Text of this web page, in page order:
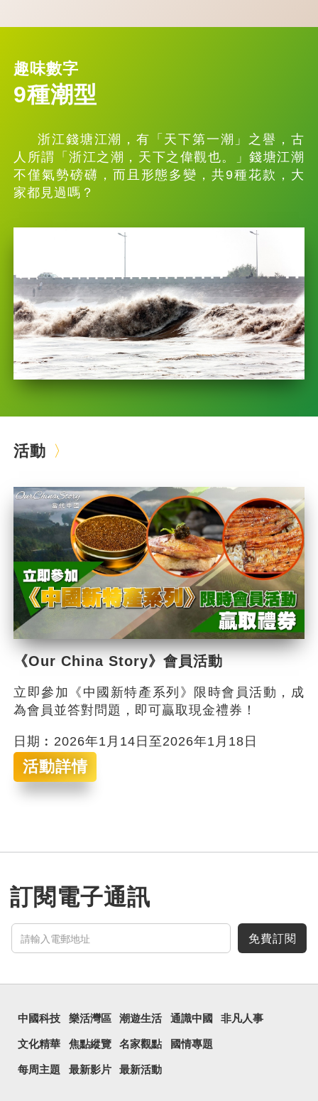
趣味數字
9種潮型
浙江錢塘江潮，有「天下第一潮」之譽，古
人所謂「浙江之潮，天下之偉觀也。」錢塘江潮
不僅氣勢磅礴，而且形態多變，共9種花款，大
家都見過嗎？
活動
《Our China Story》會員活動
立即參加《中國新特產系列》限時會員活動，成
為會員並答對問題，即可贏取現金禮券！
日期︰2026年1月14日至2026年1月18日
活動詳情
訂閱電子通訊
免費訂閱
中國科技 樂活灣區 潮遊生活 通識中國 非凡人事
文化精華 焦點縱覽 名家觀點 國情專題
每周主題 最新影片 最新活動